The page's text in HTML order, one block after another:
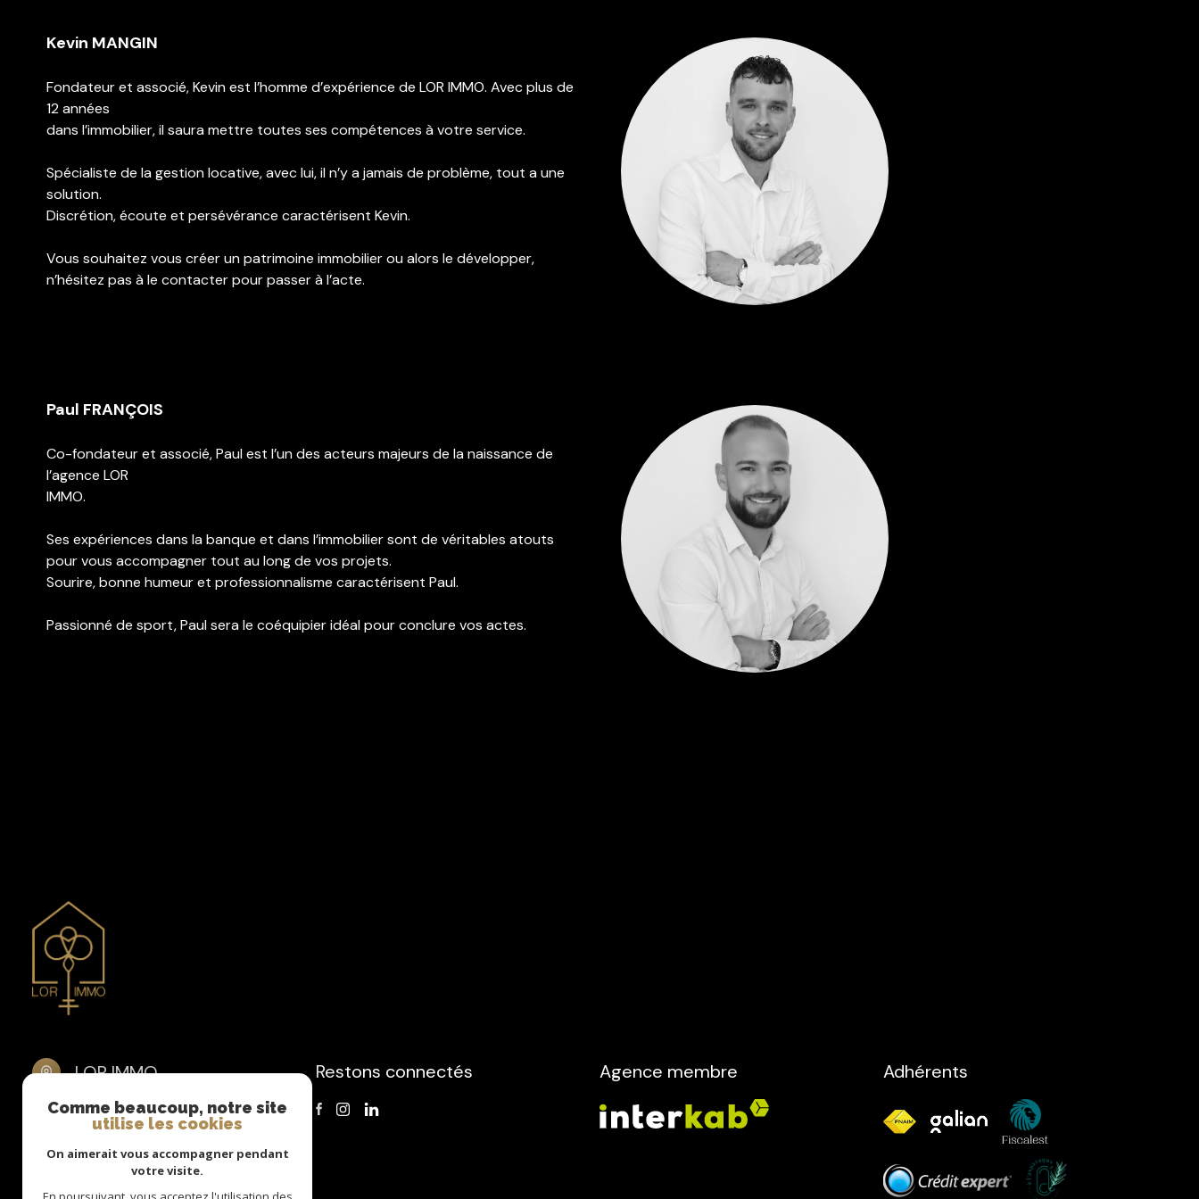
Contact
Kevin MANGIN
Fondateur et associé, Kevin est l’homme d’expérience de LOR IMMO. Avec plus de
12 années
dans l’immobilier, il saura mettre toutes ses compétences à votre service.
Spécialiste de la gestion locative, avec lui, il n’y a jamais de problème, tout a une
solution.
Discrétion, écoute et persévérance caractérisent Kevin.
Vous souhaitez vous créer un patrimoine immobilier ou alors le développer,
n’hésitez pas à le contacter pour passer à l’acte.
Paul FRANÇOIS
Co-fondateur et associé, Paul est l’un des acteurs majeurs de la naissance de
l’agence LOR
IMMO.
Ses expériences dans la banque et dans l’immobilier sont de véritables atouts
pour vous accompagner tout au long de vos projets.
Sourire, bonne humeur et professionnalisme caractérisent Paul.
Passionné de sport, Paul sera le coéquipier idéal pour conclure vos actes.
LOR IMMO
06 40 72 78 15
contact@lor-immo.fr
1 rue Anatole France
57300 HAGONDANGE
Restons connectés Agence membre Adhérents
Comme beaucoup, notre site
utilise les cookies
On aimerait vous accompagner pendant
votre visite.